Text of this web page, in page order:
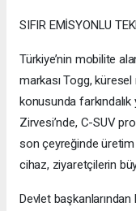
SIFIR EMİSYONLU
Türkiye’nin mobilite
markası Togg, küresel
konusunda
Zirvesi’nde, C-SUV
son çeyreğinde üretim
cihaz, ziyaretçilerin
Devlet